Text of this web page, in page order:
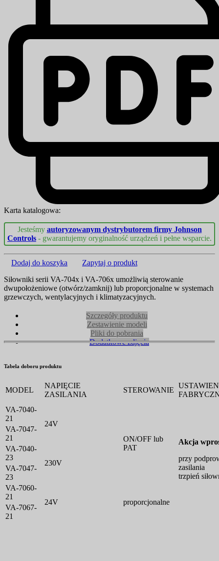
Karta katalogowa:
Jesteśmy autoryzowanym dystrybutorem firmy Johnson
Controls - gwarantujemy oryginalność urządzeń i pełne wsparcie.
Dodaj do koszyka
Zapytaj o produkt
Siłowniki serii VA-704x i VA-706x umożliwią sterowanie
dwupołożeniowe (otwórz/zamknij) lub proporcjonalne w systemach
grzewczych, wentylacyjnych i klimatyzacyjnych.
Szczegóły produktu
Zestawienie modeli
Pliki do pobrania
Dodatkowe zdjęcia
Tabela doboru produktu
MODEL
NAPIĘCIE
ZASILANIA
STEROWANIE
VA-7040-
21
24V
ON/OFF lub
PAT
Akcja
przy
zasilania
trzpień
VA-7047-
21
VA-7040-
23
230V
VA-7047-
23
VA-7060-
21
24V proporcjonalne
VA-7067-
21